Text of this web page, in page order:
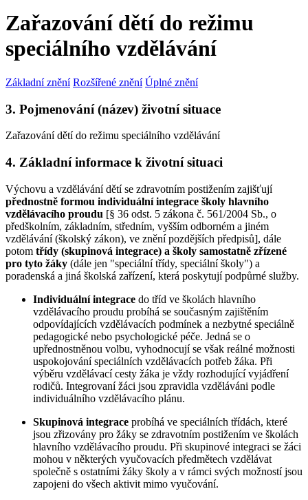
Zařazování dětí do režimu
speciálního vzdělávání
Základní znění Rozšířené znění Úplné znění
3. Pojmenování (název) životní situace
Zařazování dětí do režimu speciálního vzdělávání
4. Základní informace k životní situaci
Výchovu a vzdělávání dětí se zdravotním postižením zajišťují
přednostně formou individuální integrace školy hlavního
vzdělávacího proudu [§ 36 odst. 5 zákona č. 561/2004 Sb., o
předškolním, základním, středním, vyšším odborném a jiném
vzdělávání (školský zákon), ve znění pozdějších předpisů], dále
potom třídy (skupinová integrace) a školy samostatně zřízené
pro tyto žáky (dále jen "speciální třídy, speciální školy") a
poradenská a jiná školská zařízení, která poskytují podpůrné služby.
Individuální integrace do tříd ve školách hlavního
vzdělávacího proudu probíhá se současným zajištěním
odpovídajících vzdělávacích podmínek a nezbytné speciálně
pedagogické nebo psychologické péče. Jedná se o
upřednostněnou volbu, vyhodnocují se však reálné možnosti
uspokojování speciálních vzdělávacích potřeb žáka. Při
výběru vzdělávací cesty žáka je vždy rozhodující vyjádření
rodičů. Integrovaní žáci jsou zpravidla vzděláváni podle
individuálního vzdělávacího plánu.
Skupinová integrace probíhá ve speciálních třídách, které
jsou zřizovány pro žáky se zdravotním postižením ve školách
hlavního vzdělávacího proudu. Při skupinové integraci se žáci
mohou v některých vyučovacích předmětech vzdělávat
společně s ostatními žáky školy a v rámci svých možností jsou
zapojeni do všech aktivit mimo vyučování.